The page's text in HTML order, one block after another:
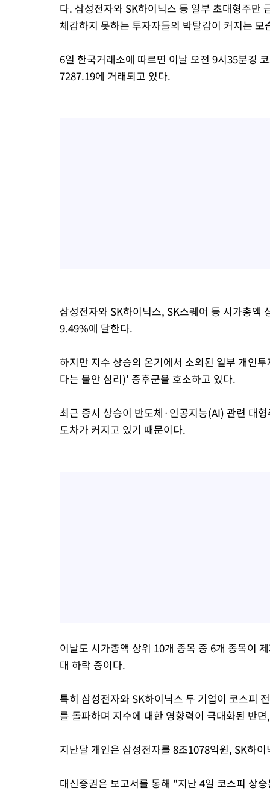
다. 삼성전자와 SK하이닉스 등 일부 초대형주만
체감하지 못하는 투자자들의 박탈감이 커지는 모
6일 한국거래소에 따르면 이날 오전 9시35분경
7287.19에 거래되고 있다.
삼성전자와 SK하이닉스, SK스퀘어 등 시가총
9.49%에 달한다.
하지만 지수 상승의 온기에서 소외된 일부 개인
다는 불안 심리)' 증후군을 호소하고 있다.
최근 증시 상승이 반도체·인공지능(AI) 관련 대
도차가 커지고 있기 때문이다.
이날도 시가총액 상위 10개 종목 중 6개 종목이
대 하락 중이다.
특히 삼성전자와 SK하이닉스 두 기업이 코스피
를 돌파하며 지수에 대한 영향력이 극대화된 반
지난달 개인은 삼성전자를 8조1078억원, SK하
대신증권은 보고서를 통해 "지난 4일 코스피 상